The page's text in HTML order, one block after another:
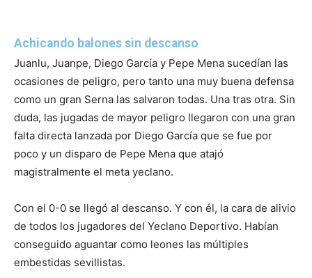
Achicando balones sin descanso
Juanlu, Juanpe, Diego García y Pepe Mena sucedían las
ocasiones de peligro, pero tanto una muy buena defensa
como un gran Serna las salvaron todas. Una tras otra. Sin
duda, las jugadas de mayor peligro llegaron con una gran
falta directa lanzada por Diego García que se fue por
poco y un disparo de Pepe Mena que atajó
magistralmente el meta yeclano.
Con el 0-0 se llegó al descanso. Y con él, la cara de alivio
de todos los jugadores del Yeclano Deportivo. Habían
conseguido aguantar como leones las múltiples
embestidas sevillistas.